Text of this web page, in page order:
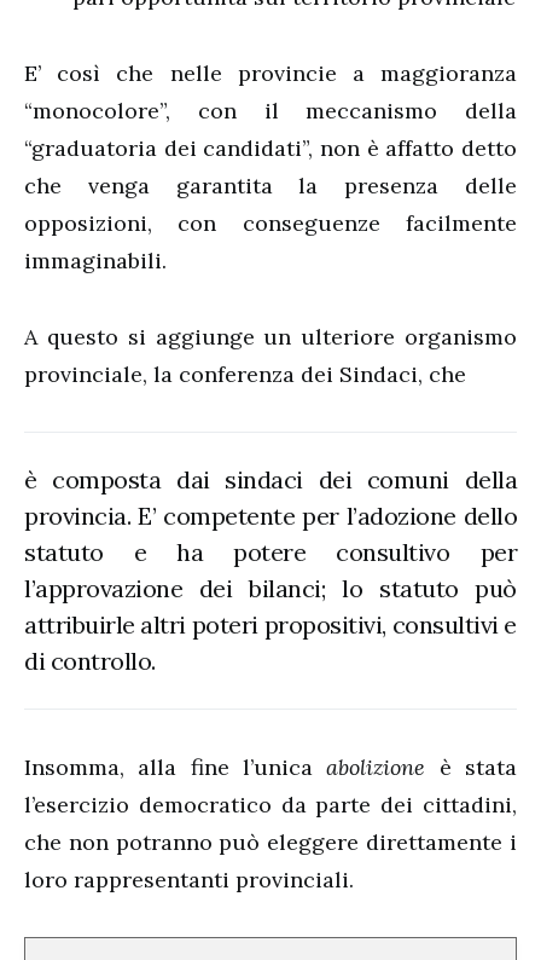
E’ così che nelle provincie a maggioranza
“monocolore”, con il meccanismo della
“graduatoria dei candidati”, non è affatto detto
che venga garantita la presenza delle
opposizioni, con conseguenze facilmente
immaginabili.
A questo si aggiunge un ulteriore organismo
provinciale, la conferenza dei Sindaci, che
è composta dai sindaci dei comuni della
provincia. E’ competente per l’adozione dello
statuto e ha potere consultivo per
l’approvazione dei bilanci; lo statuto può
attribuirle altri poteri propositivi, consultivi e
di controllo.
Insomma, alla fine l’unicaabolizione è stata
l’esercizio democratico da parte dei cittadini,
che non potranno può eleggere direttamente i
loro rappresentanti provinciali.